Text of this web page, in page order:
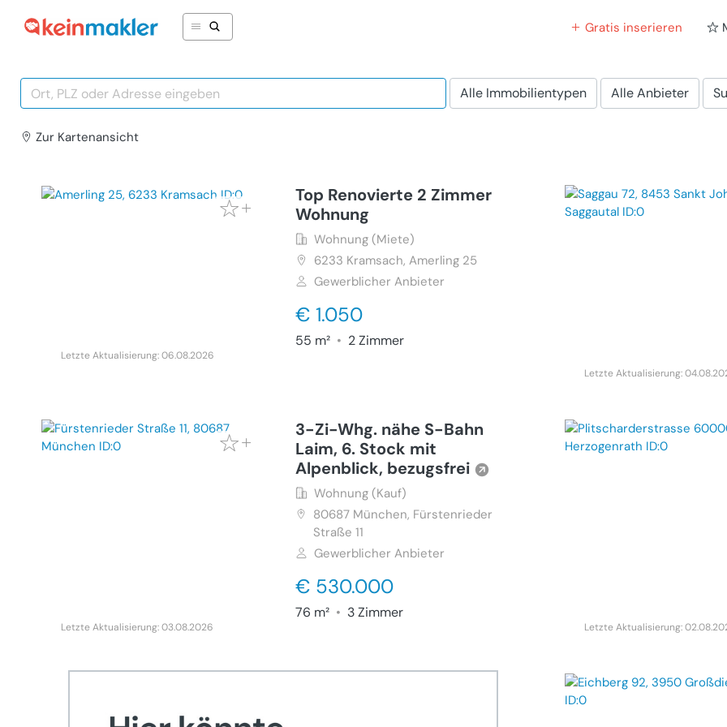
Gratis inserieren
Alle Immobilientypen Alle Anbieter
Zur Kartenansicht
Top Renovierte 2 Zimmer
Wohnung
Wohnung (Miete)
6233 Kramsach, Amerling 25
Gewerblicher Anbieter
€ 1.050
55 m² • 2 Zimmer
Letzte Aktualisierung: 06.08.2026
Letzte Aktualisierung:
3-Zi-Whg. nähe S-Bahn
Laim, 6. Stock mit
Alpenblick, bezugsfrei
Wohnung (Kauf)
80687 München, Fürstenrieder
Straße 11
Gewerblicher Anbieter
€ 530.000
76 m² • 3 Zimmer
Letzte Aktualisierung: 03.08.2026 Letzte Aktualisierung: